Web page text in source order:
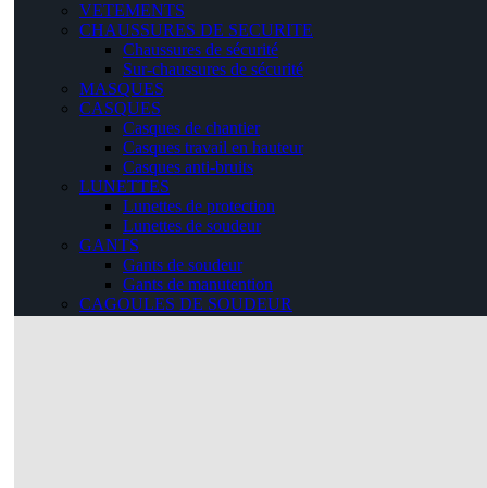
VETEMENTS
CHAUSSURES DE SECURITE
Chaussures de sécurité
Sur-chaussures de sécurité
MASQUES
CASQUES
Casques de chantier
Casques travail en hauteur
Casques anti-bruits
LUNETTES
Lunettes de protection
Lunettes de soudeur
GANTS
Gants de soudeur
Gants de manutention
CAGOULES DE SOUDEUR